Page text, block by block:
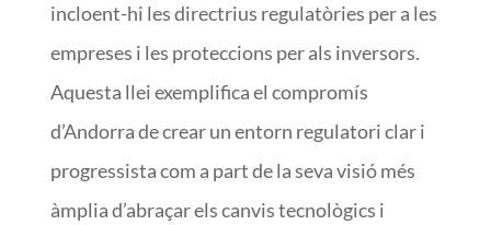
incloent-hi les directrius regulatòries per a les
empreses i les proteccions per als inversors.
Aquesta llei exemplifica el compromís
d’Andorra de crear un entorn regulatori clar i
progressista com a part de la seva visió més
àmplia d’abraçar els canvis tecnològics i